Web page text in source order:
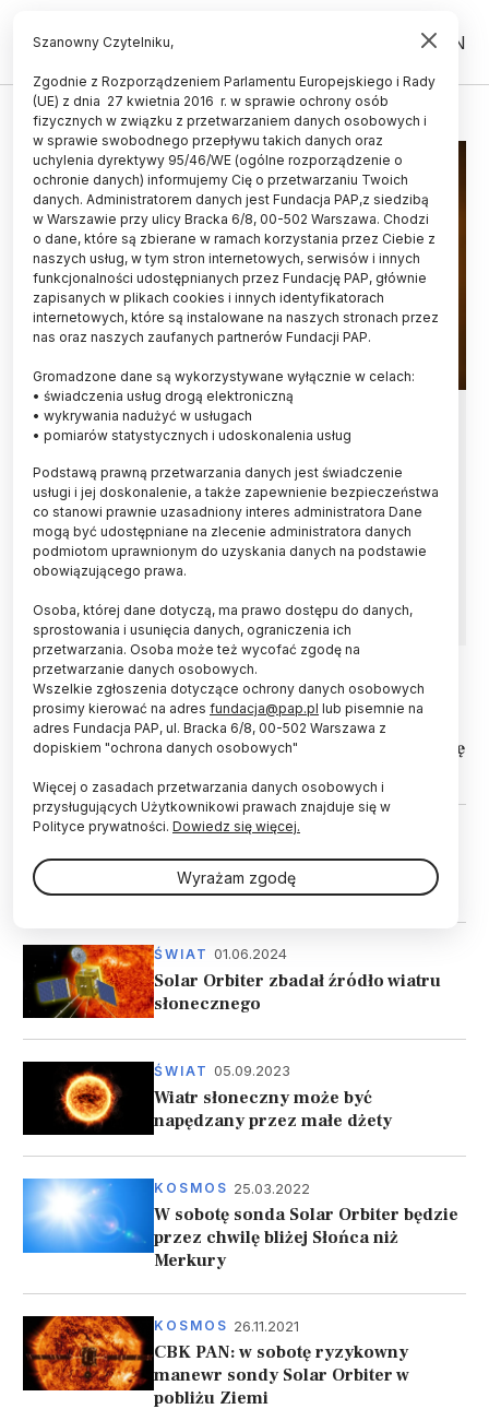
PL EN
SOLAR ORBITER
Solar Orbiter przesłał wyjątkowe
zdjęcie Słońca
Europejsko-amerykańska sonda Solar Orbiter
przesłała wysokiej rozdzielczości, najszersze
jak dotąd ujęcie Słońca, stworzone z 200
fotografii. Doskonale widać na nim zachowanie
korony.
ŚWIAT 14.03.2025
ESA szuka chętnych do analizy
danych zgromadzonych przez sondę
ŚWIAT 26.02.2025
Solar Orbiter minął Wenus
ŚWIAT 01.06.2024
Solar Orbiter zbadał źródło wiatru
słonecznego
ŚWIAT 05.09.2023
Wiatr słoneczny może być
napędzany przez małe dżety
KOSMOS 25.03.2022
W sobotę sonda Solar Orbiter będzie
przez chwilę bliżej Słońca niż
Merkury
KOSMOS 26.11.2021
CBK PAN: w sobotę ryzykowny
manewr sondy Solar Orbiter w
pobliżu Ziemi
Szanowny Czytelniku,
Zgodnie z Rozporządzeniem Parlamentu Europejskiego i Rady
(UE) z dnia 27 kwietnia 2016 r. w sprawie ochrony osób
fizycznych w związku z przetwarzaniem danych osobowych i
w sprawie swobodnego przepływu takich danych oraz
uchylenia dyrektywy 95/46/WE (ogólne rozporządzenie o
ochronie danych) informujemy Cię o przetwarzaniu Twoich
danych. Administratorem danych jest Fundacja PAP,z siedzibą
w Warszawie przy ulicy Bracka 6/8, 00-502 Warszawa. Chodzi
o dane, które są zbierane w ramach korzystania przez Ciebie z
naszych usług, w tym stron internetowych, serwisów i innych
funkcjonalności udostępnianych przez Fundację PAP, głównie
zapisanych w plikach cookies i innych identyfikatorach
internetowych, które są instalowane na naszych stronach przez
nas oraz naszych zaufanych partnerów Fundacji PAP.
Gromadzone dane są wykorzystywane wyłącznie w celach:
• świadczenia usług drogą elektroniczną
• wykrywania nadużyć w usługach
• pomiarów statystycznych i udoskonalenia usług
Podstawą prawną przetwarzania danych jest świadczenie
usługi i jej doskonalenie, a także zapewnienie bezpieczeństwa
co stanowi prawnie uzasadniony interes administratora Dane
mogą być udostępniane na zlecenie administratora danych
podmiotom uprawnionym do uzyskania danych na podstawie
obowiązującego prawa.
Osoba, której dane dotyczą, ma prawo dostępu do danych,
sprostowania i usunięcia danych, ograniczenia ich
przetwarzania. Osoba może też wycofać zgodę na
przetwarzanie danych osobowych.
Wszelkie zgłoszenia dotyczące ochrony danych osobowych
prosimy kierować na adres fundacja@pap.pl lub pisemnie na
adres Fundacja PAP, ul. Bracka 6/8, 00-502 Warszawa z
dopiskiem "ochrona danych osobowych"
Więcej o zasadach przetwarzania danych osobowych i
przysługujących Użytkownikowi prawach znajduje się w
Polityce prywatności. Dowiedz się więcej.
Wyrażam zgodę